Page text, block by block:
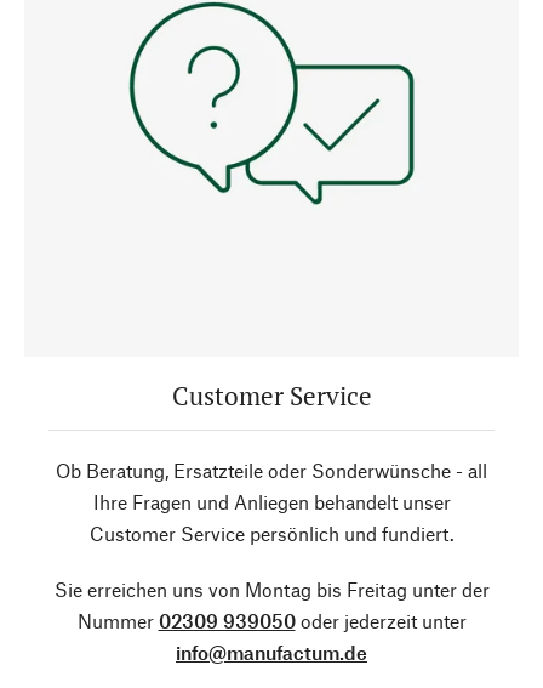
Customer Service
Ob Beratung, Ersatzteile oder Sonderwünsche - all
Ihre Fragen und Anliegen behandelt unser
Customer Service persönlich und fundiert.
Sie erreichen uns von Montag bis Freitag unter der
Nummer 02309 939050oder jederzeit unter
info@manufactum.de